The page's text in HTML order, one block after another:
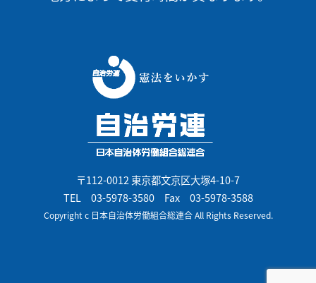
〒112-0012 東京都文京区大塚4-10-7
TEL 03-5978-3580Fax 03-5978-3588
Copyright c 日本自治体労働組合総連合 All Rights Reserved.